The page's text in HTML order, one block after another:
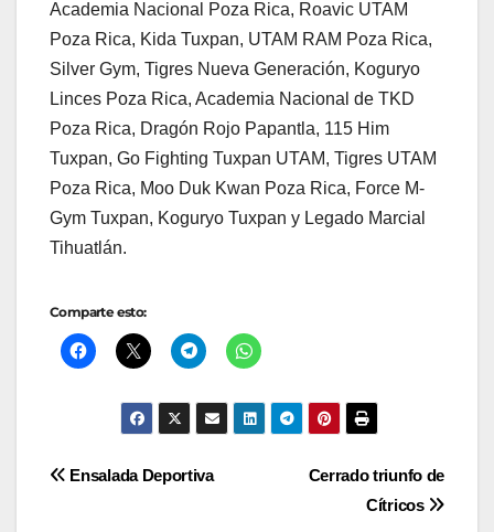
Academia Nacional Poza Rica, Roavic UTAM
Poza Rica, Kida Tuxpan, UTAM RAM Poza Rica,
Silver Gym, Tigres Nueva Generación, Koguryo
Linces Poza Rica, Academia Nacional de TKD
Poza Rica, Dragón Rojo Papantla, 115 Him
Tuxpan, Go Fighting Tuxpan UTAM, Tigres UTAM
Poza Rica, Moo Duk Kwan Poza Rica, Force M-
Gym Tuxpan, Koguryo Tuxpan y Legado Marcial
Tihuatlán.
Comparte esto:
Navegación
Cerrado triunfo de
Cítricos
Ensalada Deportiva